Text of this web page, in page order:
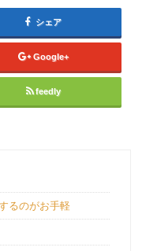
シェア
Google+
feedly
るのがお手軽